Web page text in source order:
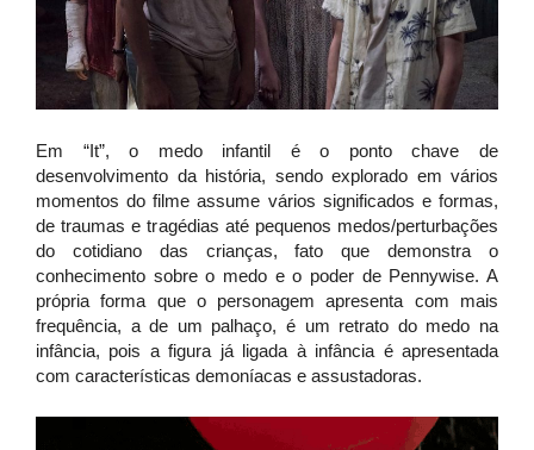
Em “It”, o medo infantil é o ponto chave de
desenvolvimento da história, sendo explorado em vários
momentos do filme assume vários significados e formas,
de traumas e tragédias até pequenos medos/perturbações
do cotidiano das crianças, fato que demonstra o
conhecimento sobre o medo e o poder de Pennywise. A
própria forma que o personagem apresenta com mais
frequência, a de um palhaço, é um retrato do medo na
infância, pois a figura já ligada à infância é apresentada
com características demoníacas e assustadoras.